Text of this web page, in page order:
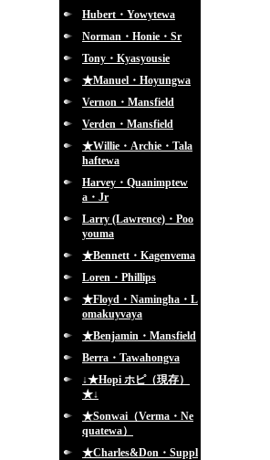
Hubert・Yowytewa
Norman・Honie・Sr
Tony・Kyasyousie
★Manuel・Hoyungwa
Vernon・Mansfield
Verden・Mansfield
★Willie・Archie・Tala
haftewa
Harvey・Quanimptew
a・Jr
Larry (Lawrence)・Poo
youma
★Bennett・Kagenvema
Loren・Phillips
★Floyd・Namingha・L
omakuyvaya
★Benjamin・Mansfield
Berra・Tawahongva
↓★Hopi ホピ（現存）
★↓
★Sonwai（Verma・Ne
quatewa）
★Charles&Don・Suppl